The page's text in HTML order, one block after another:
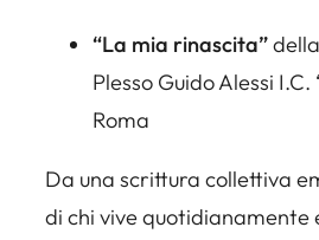
“La mia rinascita”
Plesso Guido Alessi I.C.
Roma
Da una scrittura collettiva
di chi vive quotidianamente